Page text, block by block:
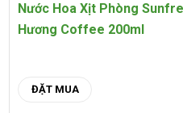
Nước Hoa Xịt Phòng
Hương Coffee 200ml
ĐẶT MUA